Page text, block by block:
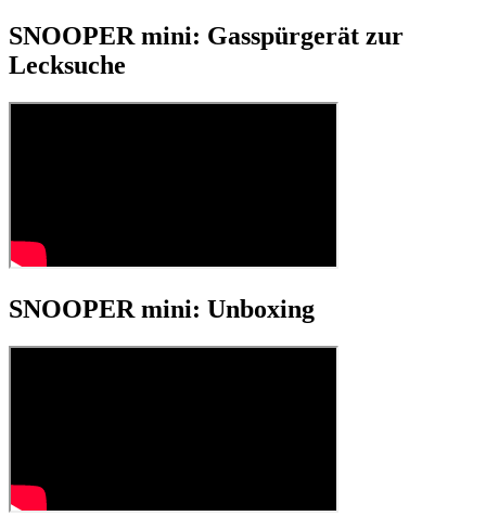
SNOOPER mini: Gasspürgerät zur
Lecksuche
SNOOPER mini: Unboxing